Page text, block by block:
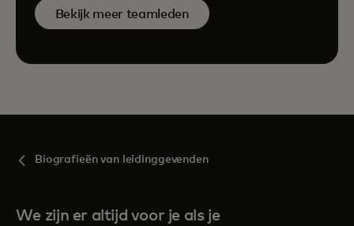
Bekijk meer teamleden
Biografieën van leidinggevenden
We zijn er altijd voor je als je